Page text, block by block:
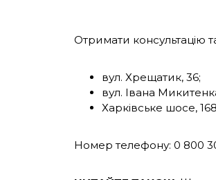
Отримати консультацію
вул. Хрещатик, 36;
вул. Івана
Харківське шосе,
Номер телефону: 0 800